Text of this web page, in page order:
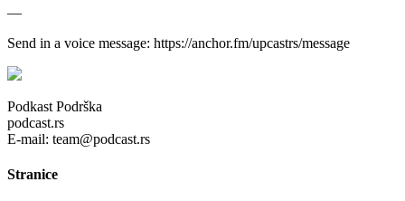
—
Send in a voice message: https://anchor.fm/upcastrs/message
Podkast Podrška
podcast.rs
E-mail: team@podcast.rs
Stranice